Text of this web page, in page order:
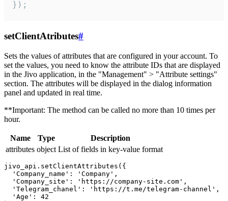
});
setClientAtributes#
Sets the values ​​of attributes that are configured in your account. To
set the values, you need to know the attribute IDs that are displayed
in the Jivo application, in the "Management" > "Attribute settings"
section. The attributes will be displayed in the dialog information
panel and updated in real time.
**Important: The method can be called no more than 10 times per
hour.
Name Type
Description
attributes object List of fields in key-value format
jivo_api.setClientAttributes({
  'Company_name': 'Company',
  'Company_site': 'https://company-site.com',
  'Telegram_chanel': 'https://t.me/telegram-channel',
  'Age': 42